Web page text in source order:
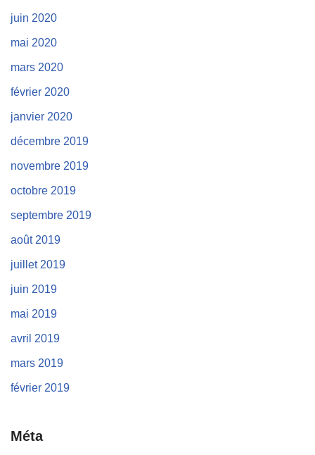
juin 2020
mai 2020
mars 2020
février 2020
janvier 2020
décembre 2019
novembre 2019
octobre 2019
septembre 2019
août 2019
juillet 2019
juin 2019
mai 2019
avril 2019
mars 2019
février 2019
Méta